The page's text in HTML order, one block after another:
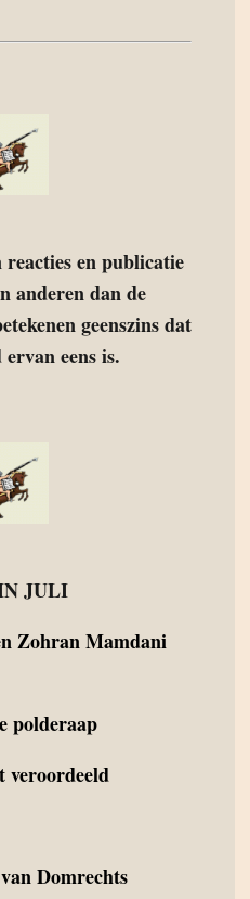
en publicatie
anderen dan de
geenszins dat
eens is.
JULI
Zohran Mamdani
polderaap
veroordeeld
Domrechts